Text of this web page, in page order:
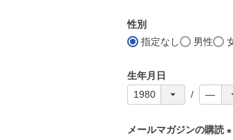
)
性別
指定なし
男性
生年月日
メールマガジンの購読